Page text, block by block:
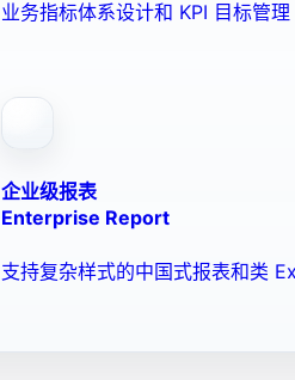
业务指标体系设计和 KPI 目标管理
企业级报表
Enterprise Report
支持复杂样式的中国式报表和类